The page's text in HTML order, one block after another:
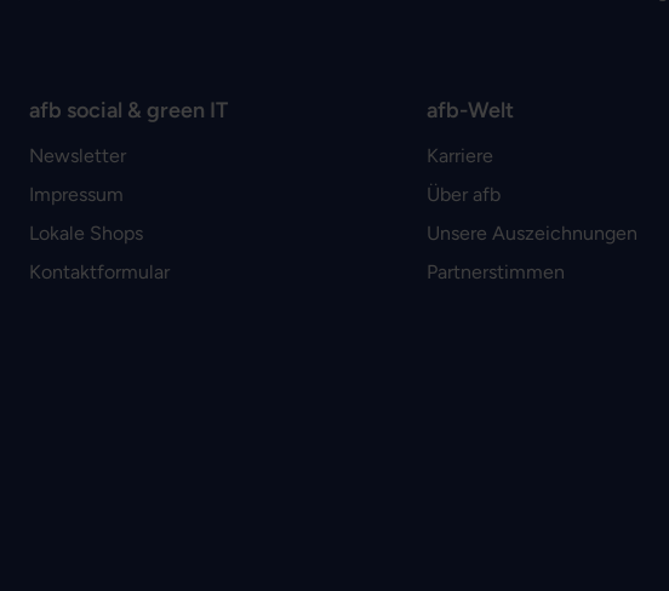
afb social & green IT
Newsletter
Impressum
Lokale Shops
Kontaktformular
afb-Welt
Karriere
Über afb
Unsere Auszeichnungen
Partnerstimmen